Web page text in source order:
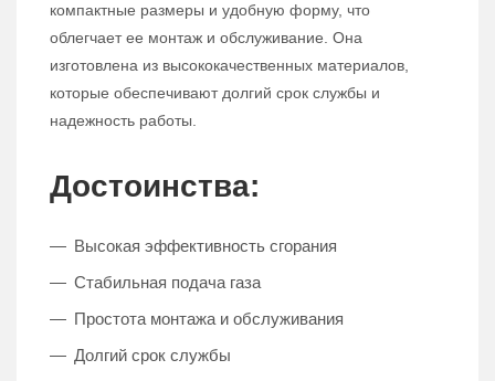
компактные размеры и удобную форму, что
облегчает ее монтаж и обслуживание. Она
изготовлена из высококачественных материалов,
которые обеспечивают долгий срок службы и
надежность работы.
Достоинства:
Высокая эффективность сгорания
Стабильная подача газа
Простота монтажа и обслуживания
Долгий срок службы